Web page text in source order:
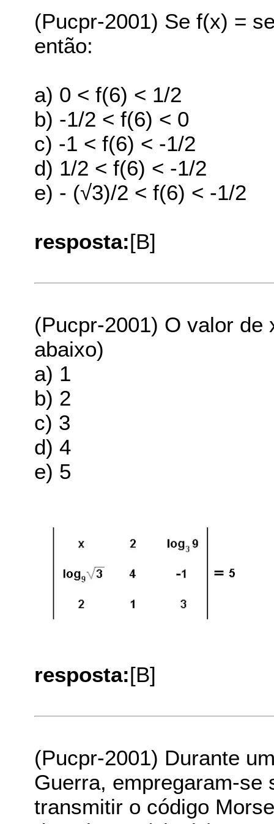
(Pucpr-2001) Se f(x) =
então:
a) 0 < f(6) < 1/2
b) -1/2 < f(6) < 0
c) -1 < f(6) < -1/2
d) 1/2 < f(6) < -1/2
e) - (√3)/2 < f(6) < -1/2
resposta:[B]
(Pucpr-2001) O valor de
abaixo)
a) 1
b) 2
c) 3
d) 4
e) 5
resposta:[B]
(Pucpr-2001) Durante
Guerra, empregaram-se
transmitir o código